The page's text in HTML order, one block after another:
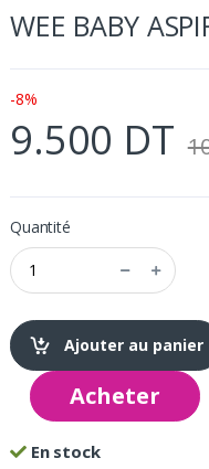
WEE BABY
-8%
9.500 DT
Quantité
Ajouter au panier
Acheter
En stock